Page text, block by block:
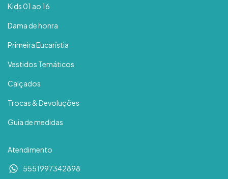
Kids 01 ao 16
Dama de honra
Primeira Eucarístia
Vestidos Temáticos
Calçados
Trocas & Devoluções
Guia de medidas
Atendimento
5551997342898